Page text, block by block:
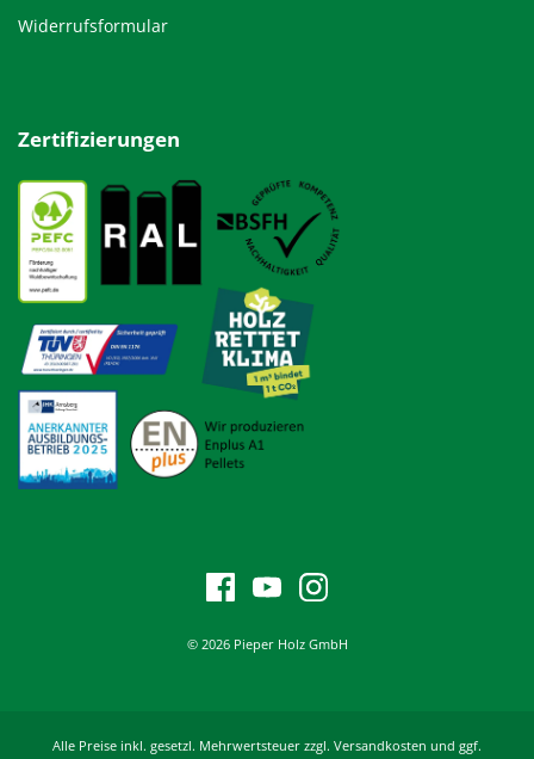
Widerrufsformular
Zertifizierungen
© 2026 Pieper Holz GmbH
Alle Preise inkl. gesetzl. Mehrwertsteuer zzgl. Versandkosten und ggf.